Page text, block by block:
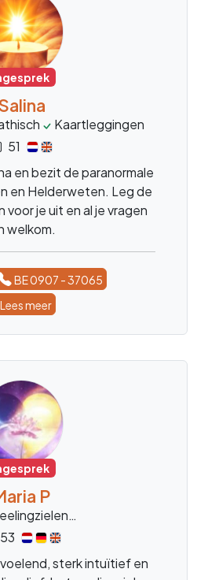
Kaartleggingen
51
en bezit de paranormale
en Helderweten. Leg de
voor je uit en al je vragen
welkom.
BE 0907 - 37065
Lees meer
P
53
sterk intuïtief en